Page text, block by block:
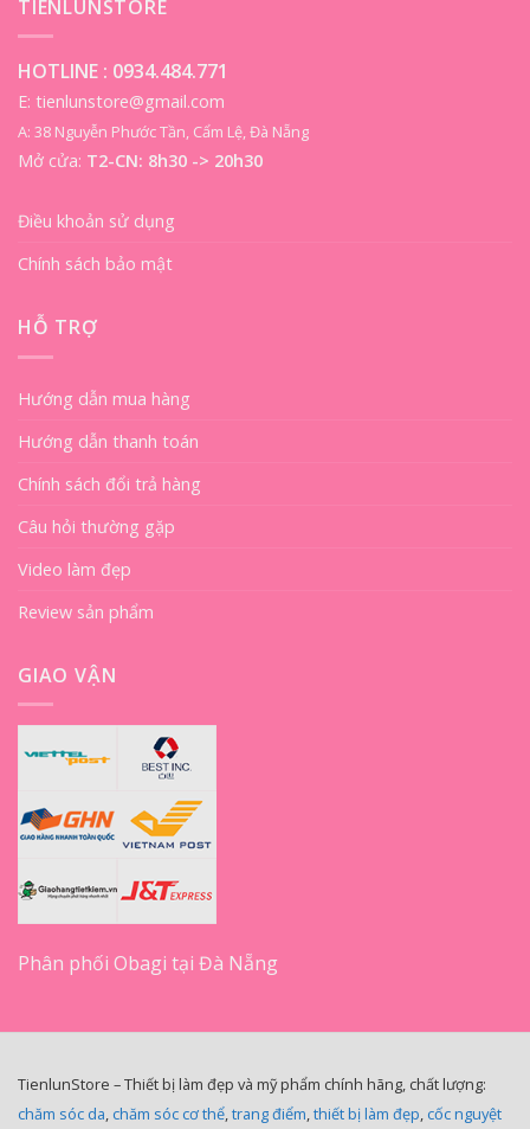
TIENLUNSTORE
HOTLINE : 0934.484.771
E: tienlunstore@gmail.com
A: 38 Nguyễn Phước Tần, Cẩm Lệ, Đà Nẵng
Mở cửa: T2-CN: 8h30 -> 20h30
Điều khoản sử dụng
Chính sách bảo mật
HỖ TRỢ
Hướng dẫn mua hàng
Hướng dẫn thanh toán
Chính sách đổi trả hàng
Câu hỏi thường gặp
Video làm đẹp
Review sản phẩm
GIAO VẬN
Phân phối Obagi tại Đà Nẵng
TienlunStore – Thiết bị làm đẹp và mỹ phẩm chính hãng, chất lượng:
chăm sóc da, chăm sóc cơ thể,trang điểm,thiết bị làm đẹp, cốc nguyệt